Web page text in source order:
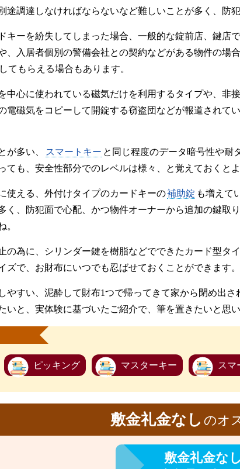
途調達しなければならないなど難しいことが多く、防
キーを紛失してしまった場合、一般的な錠前店、鍵店
、入居者個別の警備会社との契約などがある物件の場
てもらえる場合もあります。
中心に使われている磁気だけを利用するタイプや、非
電磁気をコピーして開錠する窃盗団などが報道されて
が多い、 スマートキー と同じ程度のデータ暗号性や耐
ても、安全性部分でのレベルは様々、と覚えておくとよ
使える、外付けタイプのカードキーの補助錠 も増えて
く、防犯面で心配、かつ物件オーナーから追加の鍵取
。
の為に、シリンダー鍵を樹脂などでできたカード型タ
ズで、お財布にいつでも忍ばせておくことができます。
やすい、泥酔して財布1つで帰ってきて家から閉め出
いと、実体験に基づいたご紹介で、筆を置きたいと思い
ピッキング マスターキー スマ
敷金礼金なし のオ
敷金礼金なし